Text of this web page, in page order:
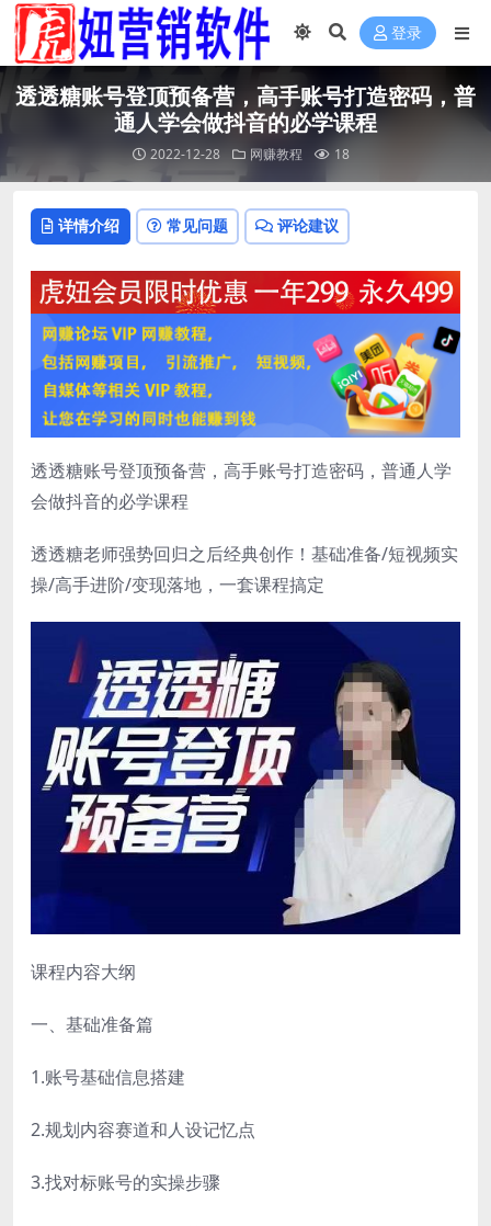
登录
透透糖账号登顶预备营，高手账号打造密码，普
通人学会做抖音的必学课程
2022-12-28 网赚教程 18
详情介绍 常见问题 评论建议
透透糖账号登顶预备营，高手账号打造密码，普通人学
会做抖音的必学课程
透透糖老师强势回归之后经典创作！基础准备/短视频实
操/高手进阶/变现落地，一套课程搞定
课程内容大纲
一、基础准备篇
1.账号基础信息搭建
2.规划内容赛道和人设记忆点
3.找对标账号的实操步骤